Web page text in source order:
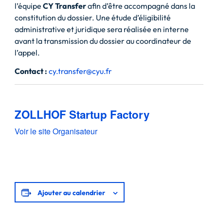
l’équipe CY Transferafin d’être accompagné dans la
constitution du dossier. Une étude d’éligibilité
administrative et juridique sera réalisée en interne
avant la transmission du dossier au coordinateur de
l’appel.
Contact : cy.transfer@cyu.fr
ZOLLHOF Startup Factory
Voir le site Organisateur
Ajouter au calendrier